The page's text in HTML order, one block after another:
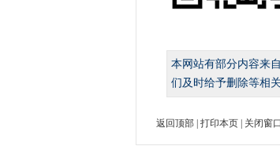
本网站有部分内容来
们及时给予删除等相关
返回顶部 打印本页 关闭窗口